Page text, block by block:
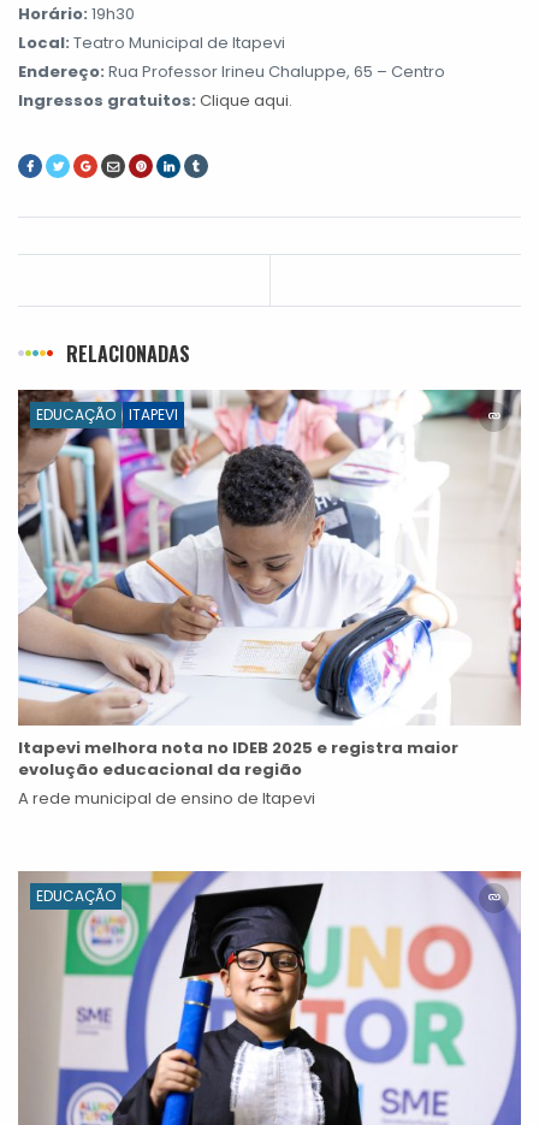
Horário: 19h30
Local: Teatro Municipal de Itapevi
Endereço: Rua Professor Irineu Chaluppe, 65 – Centro
Ingressos gratuitos: Clique aqui.
RELACIONADAS
EDUCAÇÃO ITAPEVI
Itapevi melhora nota no IDEB 2025 e registra maior
evolução educacional da região
A rede municipal de ensino de Itapevi
EDUCAÇÃO